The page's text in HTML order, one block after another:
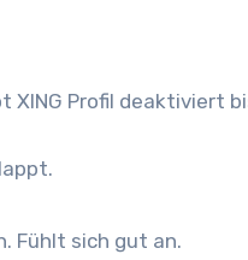
XING Profil deaktiviert
Fühlt sich gut an.